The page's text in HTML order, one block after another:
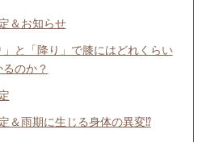
＆お知らせ
」と「降り」で膝にはどれくらい
のか？
＆雨期に生じる身体の異変⁉